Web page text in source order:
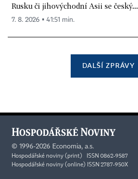
Rusku či jihovýchodní Asii se český...
7. 8. 2026 ▪ 41:51 min.
DALŠÍ ZPRÁVY
© 1996-2026 Economia, a.s.
Hospodářské noviny (print) ISSN 0862-9587
Hospodářské noviny (online) ISSN 2787-950X